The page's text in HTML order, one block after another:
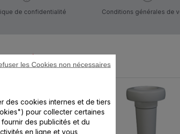
de confidentialité Conditions générales de
des cookies internes et de tiers
pour collecter certaines
des publicités et du
en ligne et vous
les Cookies non nécessaires